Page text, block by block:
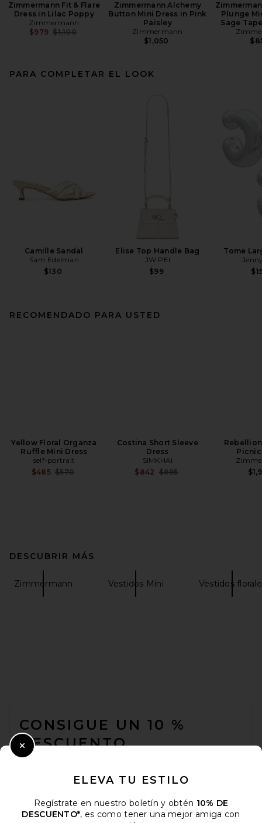
Zimmermann Fit & Flare
Dress in Lilac Poppy
Zimmermann
$979 Previous price:
$1,100
Zimmermann Alchemy
Button Mini Dress in Pink
Paisley
Zimmermann
$1,050
Plunge
Sage
PARA COMPLETAR EL LOOK
Camille Sandal
Sam Edelman
$130
Elise Top Handle Bag
JW PEI
$99
Tome
RECOMENDADO PARA USTED
Yellow Floral Organza
Ruffle Mini Dress
self-portrait
$485 Previous price:
$570
Costina Short Sleeve
Dress
SIMKHAI
$842 Previous price:
$895
DESCUBRIR MÁS
Zimmermann Vestidos Mini Vestidos
CONSIGUE UN 10 %
DESCUENTO
electrónico. Puede retirarse en cualquier momento.
Email Address
ELEVA TU ESTILO
Regístrate en nuestro boletín y obtén 10% DE
DESCUENTO*, es como tener una mejor amiga con
Close Modal